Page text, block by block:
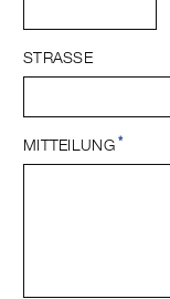
STRASSE
MITTEILUNG *